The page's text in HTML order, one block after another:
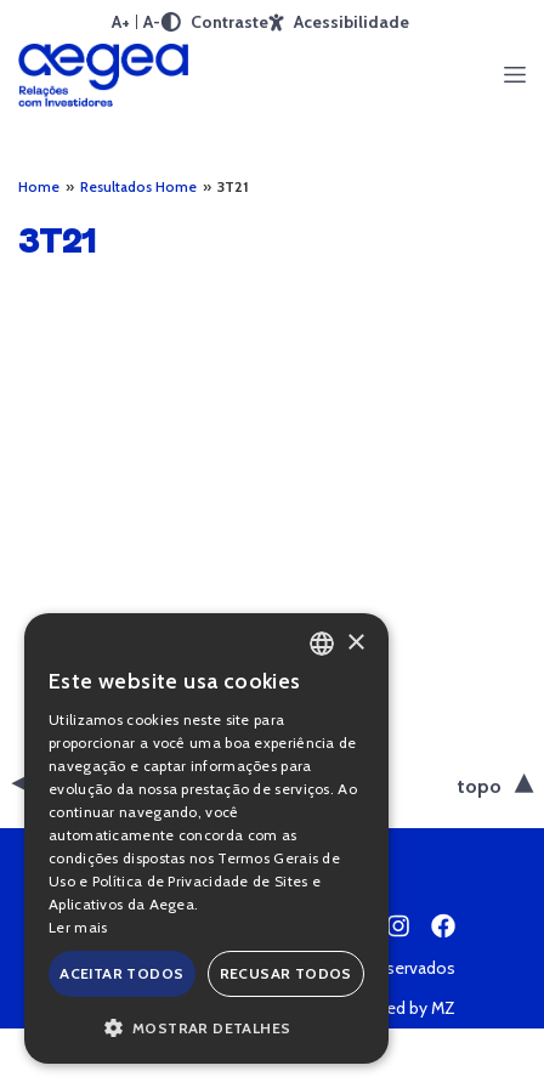
A+ A- Contraste Acessibilidade
Home » Resultados Home » 3T21
3T21
voltar topo
Copyright © 2022 • Todos os direitos reservados
Powered by MZ
PORTUGUESE
×
Este website usa cookies
Utilizamos cookies neste site para
proporcionar a você uma boa experiência de
navegação e captar informações para
evolução da nossa prestação de serviços. Ao
continuar navegando, você
automaticamente concorda com as
condições dispostas nos Termos Gerais de
Uso e Política de Privacidade de Sites e
Aplicativos da Aegea.
Ler mais
ACEITAR TODOS RECUSAR TODOS
MOSTRAR DETALHES